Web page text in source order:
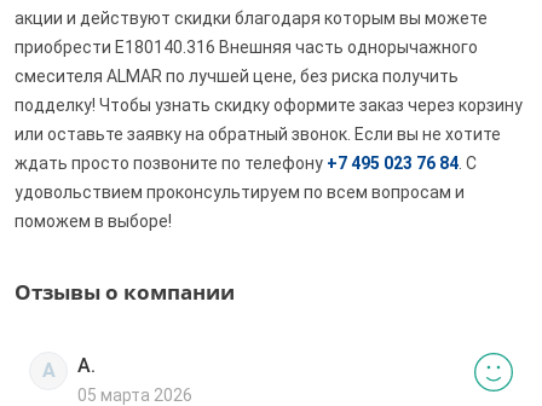
акции и действуют скидки благодаря которым вы можете
приобрести E180140.316 Внешняя часть однорычажного
смесителя ALMAR по лучшей цене, без риска получить
подделку! Чтобы узнать скидку оформите заказ через корзину
или оставьте заявку на обратный звонок. Если вы не хотите
ждать просто позвоните по телефону +7 495 023 76 84 . С
удовольствием проконсультируем по всем вопросам и
поможем в выборе!
Отзывы о компании
А А.
05 марта 2026